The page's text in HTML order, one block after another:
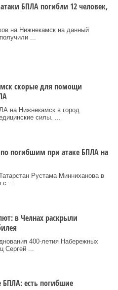
БПЛА погибли 12 человек,
на Нижнекамск на данный
...
скорые для помощи
на Нижнекамск в город
силы. ...
по погибшим при атаке БПЛА на
Рустама Минниханова в
...
в Челнах раскрыли
400-летия Набережных
Сергей ...
БПЛА: есть погибшие